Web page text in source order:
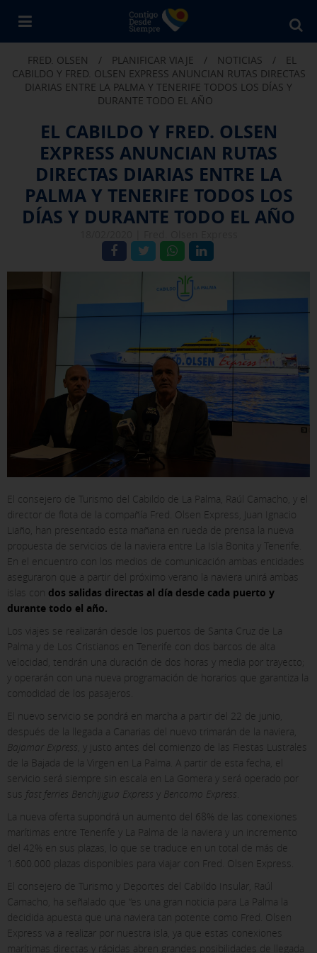
FRED. OLSEN / PLANIFICAR VIAJE / NOTICIAS /
EL
CABILDO Y FRED. OLSEN EXPRESS ANUNCIAN RUTAS DIRECTAS
DIARIAS ENTRE LA PALMA Y TENERIFE TODOS LOS DÍAS Y
DURANTE TODO EL AÑO
EL CABILDO Y FRED. OLSEN
EXPRESS ANUNCIAN RUTAS
DIRECTAS DIARIAS ENTRE LA
PALMA Y TENERIFE TODOS LOS
DÍAS Y DURANTE TODO EL AÑO
El consejero de Turismo del Cabildo de La Palma, Raúl Camacho, y el
director de flota de la compañía Fred. Olsen Express, Juan Ignacio
Liaño, han presentado esta mañana en rueda de prensa la nueva
propuesta de servicios de la naviera entre La Isla Bonita y Tenerife.
En el encuentro con los medios de comunicación ambas entidades
aseguraron que a partir del próximo verano la naviera unirá ambas
islas con dos salidas directas al día desde cada puerto y
durante todo el año.
Los viajes se realizarán desde los puertos de Santa Cruz de La
Palma y de Los Cristianos en Tenerife con dos barcos de alta
velocidad, tendrán una duración de dos horas y media por trayecto;
y operarán con una nueva programación de horarios que garantiza la
comodidad de los pasajeros.
El nuevo servicio se pondrá en marcha a partir del 22 de junio,
después de la llegada a Canarias del nuevo trimarán de la naviera,
Bajamar Express, y justo antes del comienzo de las Fiestas Lustrales
de la Bajada de la Virgen en La Palma. A partir de esta fecha, el
servicio será siempre sin escala en La Gomera y será operado por
sus fast ferries Benchijigua Express Bencomo Express
La nueva oferta supondrá un aumento del 68% de las conexiones
marítimas entre Tenerife y La Palma de la naviera y un incremento
del 42% en sus plazas, lo que se traduce en un total de más de
1.600.000 plazas disponibles para viajar con Fred. Olsen Express.
El consejero de Turismo y Deportes del Cabildo Insular, Raúl
Camacho, ha señalado que “es una gran noticia para La Palma la
decidida apuesta que una naviera tan potente como Fred. Olsen
Express va a realizar por nuestra isla, ya que estas conexiones
marítimas directas y rápidas abren grandes posibilidades de llegada
X
CONFIGURACIÓN DE COOKIES
ACEPTAR TODAS
Estas cookies son necesarias y no se pueden desactivar en
nuestros sistemas. Puedes configurar tu navegador para
bloquear o alertar sobre estas cookies, pero algunas áreas
del sitio no funcionarán. Estas cookies no almacenan